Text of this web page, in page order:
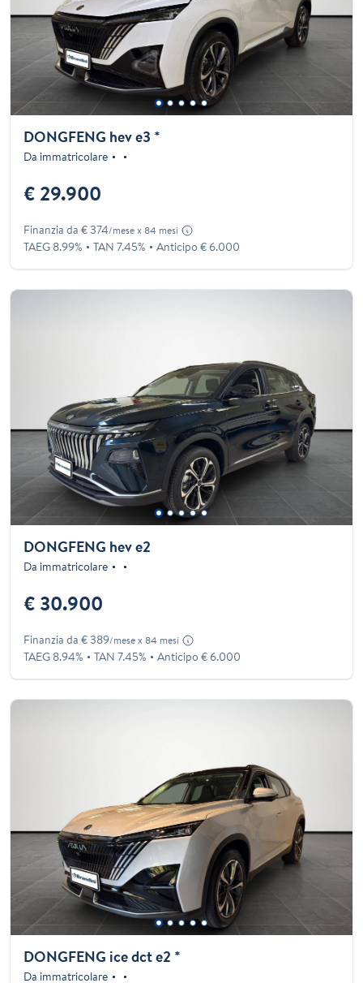
DONGFENG hev e3 *
Da immatricolare
€ 29.900
Finanzia da € 374/mese x 84 mesi
TAEG 8.99% TAN 7.45% Anticipo € 6.000
DONGFENG hev e2
Da immatricolare
€ 30.900
Finanzia da € 389/mese x 84 mesi
TAEG 8.94% TAN 7.45% Anticipo € 6.000
DONGFENG ice dct e2 *
Da immatricolare